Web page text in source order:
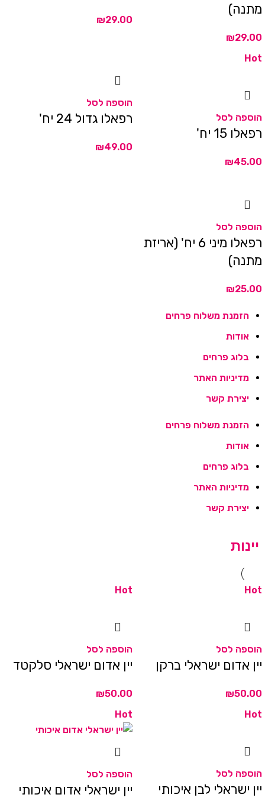
מתנה)
₪
₪
Hot
הוספה לסל
רפאלו 15 יח'
₪
הוספה לסל
רפאלו גדול 24 יח'
₪
הוספה לסל
רפאלו מיני 6 יח' (אריזת
מתנה)
₪
הזמנת משלוח פרחים
אודות
בלוג פרחים
מדיניות האתר
יצירת קשר
הזמנת משלוח פרחים
אודות
בלוג פרחים
מדיניות האתר
יצירת קשר
יינות
Hot
הוספה לסל
יין אדום ישראלי ברקן
₪
Hot
הוספה לסל
יין אדום ישראלי סלקטד
₪
Hot
הוספה לסל
יין ישראלי לבן איכותי
Hot
הוספה לסל
יין ישראלי אדום איכותי